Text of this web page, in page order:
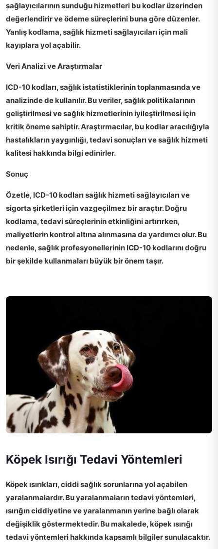
sağlayıcılarının sunduğu hizmetleri bu kodlar üzerinden
değerlendirir ve ödeme süreçlerini buna göre düzenler.
Yanlış kodlama, sağlık hizmeti sağlayıcıları için mali
kayıplara yol açabilir.
Veri Analizi ve Araştırmalar
ICD-10 kodları, sağlık istatistiklerinin toplanmasında ve
analizinde de kullanılır. Bu veriler, sağlık politikalarının
geliştirilmesi ve sağlık hizmetlerinin iyileştirilmesi için
kritik öneme sahiptir. Araştırmacılar, bu kodlar aracılığıyla
hastalıkların yaygınlığı, tedavi sonuçları ve sağlık hizmeti
kalitesi hakkında bilgi edinirler.
Sonuç
Özetle, ICD-10 kodları sağlık hizmeti sağlayıcıları ve
sigorta şirketleri için vazgeçilmez bir araçtır. Doğru
kodlama, tedavi süreçlerinin etkinliğini artırırken,
maliyetlerin kontrol altına alınmasına da yardımcı olur. Bu
nedenle, sağlık profesyonellerinin ICD-10 kodlarını doğru
bir şekilde kullanmaları büyük bir önem taşır.
Köpek Isırığı Tedavi Yöntemleri
Köpek ısırıkları, ciddi sağlık sorunlarına yol açabilen
yaralanmalardır. Bu yaralanmaların tedavi yöntemleri,
ısırığın ciddiyetine ve yaralanmanın yerine bağlı olarak
değişiklik göstermektedir. Bu makalede, köpek ısırığı
tedavi yöntemleri hakkında kapsamlı bilgiler sunulacaktır.